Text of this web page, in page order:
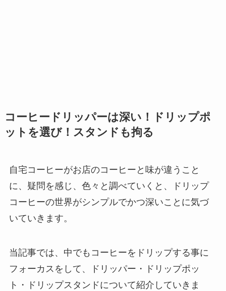
コーヒードリッパーは深い！ドリップポ
ットを選び！スタンドも拘る
自宅コーヒーがお店のコーヒーと味が違うこと
に、疑問を感じ、色々と調べていくと、ドリップ
コーヒーの世界がシンプルでかつ深いことに気づ
いていきます。
当記事では、中でもコーヒーをドリップする事に
フォーカスをして、ドリッパー・ドリップポッ
ト・ドリップスタンドについて紹介していきま